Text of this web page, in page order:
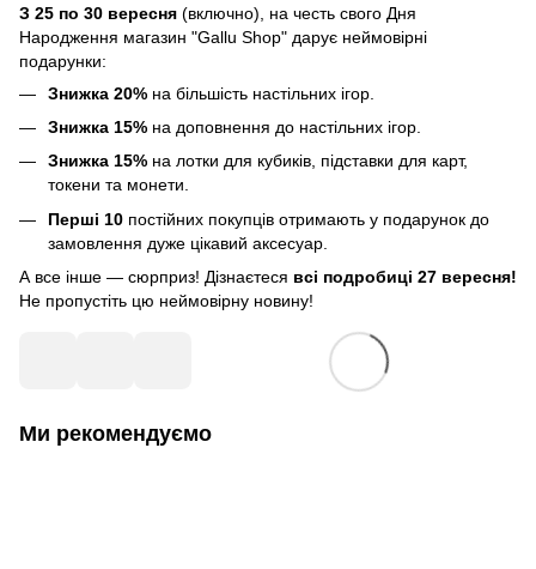
З 25 по 30 вересня (включно), на честь свого Дня
Народження магазин "Gallu Shop" дарує неймовірні
подарунки:
Знижка 20% на більшість настільних ігор.
Знижка 15% на доповнення до настільних ігор.
Знижка 15% на лотки для кубиків, підставки для карт,
токени та монети.
Перші 10 постійних покупців отримають у подарунок до
замовлення дуже цікавий аксесуар.
А все інше — сюрприз! Дізнаєтеся всі подробиці 27 вересня!
Не пропустіть цю неймовірну новину!
Ми рекомендуємо